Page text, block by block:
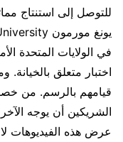
للتوصل إلى استنتاج
اختبار متعلق بالخيانة.
قيامهم بالرسم. من
الشريكين أن يوجه